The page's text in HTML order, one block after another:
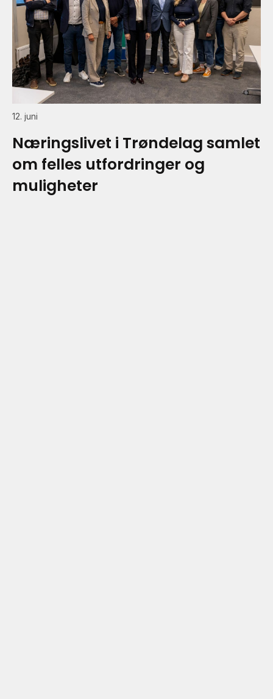
12. juni
Næringslivet i Trøndelag samlet
om felles utfordringer og
muligheter